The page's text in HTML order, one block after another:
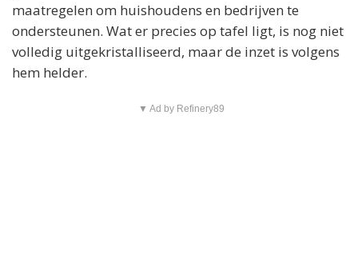
maatregelen om huishoudens en bedrijven te
ondersteunen. Wat er precies op tafel ligt, is nog niet
volledig uitgekristalliseerd, maar de inzet is volgens
hem helder.
▼ Ad by Refinery89